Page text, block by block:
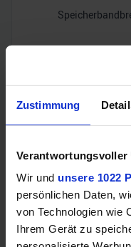
Zustimmung
Verantwortungsvoller
Wir und unsere 1022
persönlichen Daten,
von Technologien wie
Ihrem Gerät zu
HDMI
DisplayPort